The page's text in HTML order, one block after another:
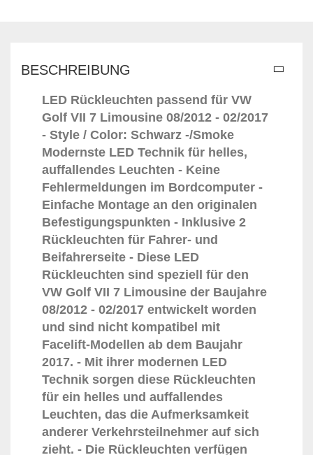
BESCHREIBUNG
LED Rückleuchten passend für VW
Golf VII 7 Limousine 08/2012 - 02/2017
- Style / Color: Schwarz -/Smoke
Modernste LED Technik für helles,
auffallendes Leuchten - Keine
Fehlermeldungen im Bordcomputer -
Einfache Montage an den originalen
Befestigungspunkten - Inklusive 2
Rückleuchten für Fahrer- und
Beifahrerseite - Diese LED
Rückleuchten sind speziell für den
VW Golf VII 7 Limousine der Baujahre
08/2012 - 02/2017 entwickelt worden
und sind nicht kompatibel mit
Facelift-Modellen ab dem Baujahr
2017. - Mit ihrer modernen LED
Technik sorgen diese Rückleuchten
für ein helles und auffallendes
Leuchten, das die Aufmerksamkeit
anderer Verkehrsteilnehmer auf sich
zieht. - Die Rückleuchten verfügen